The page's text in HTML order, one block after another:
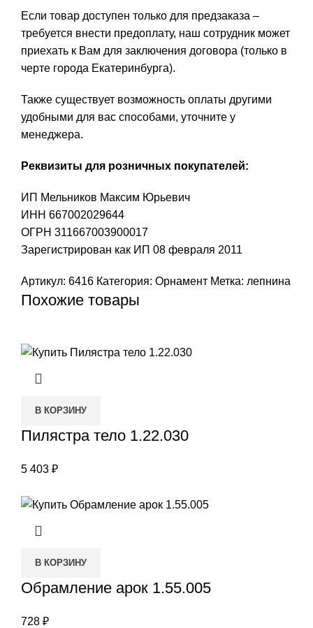
Если товар доступен только для предзаказа –
требуется внести предоплату, наш сотрудник может
приехать к Вам для заключения договора (только в
черте города Екатеринбурга).
Также существует возможность оплаты другими
удобными для вас способами, уточните у
менеджера.
Реквизиты для розничных покупателей:
ИП Мельников Максим Юрьевич
ИНН 667002029644
ОГРН 311667003900017
Зарегистрирован как ИП 08 февраля 2011
Артикул: 6416 Категория: Орнамент Метка: лепнина
Похожие товары
В КОРЗИНУ
Пилястра тело 1.22.030
5 403 ₽
В КОРЗИНУ
Обрамление арок 1.55.005
728 ₽